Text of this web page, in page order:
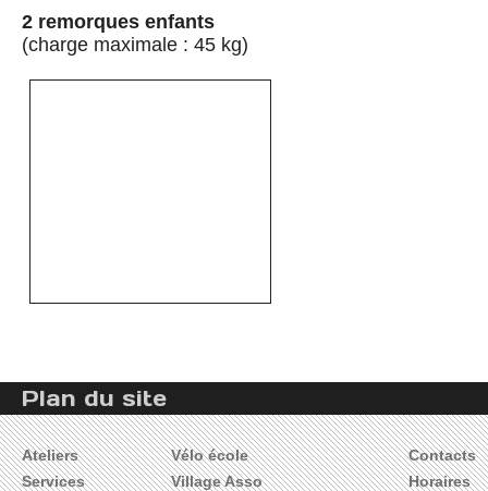
2 remorques enfants
(charge maximale : 45 kg)
Plan du site
Ateliers
Services
Vélo école
Village Asso
Contacts
Horaires